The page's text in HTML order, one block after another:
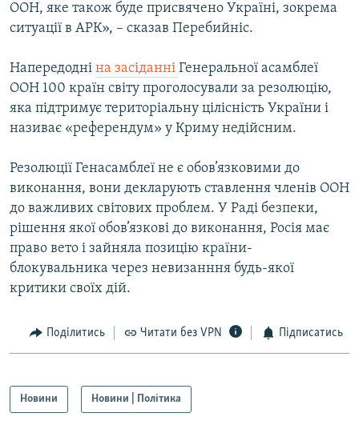
ДОЛУЧАЙСЯ!
Усі сайти RFE/RL
ООН, яке також буде присвячено Україні, зокрема
ситуації в АРК», – сказав Перебийніс.
Напередодні на засіданні Генеральної асамблеї
ООН 100 країн світу проголосували за резолюцію,
яка підтримує територіальну цілісність України і
називає «референдум» у Криму недійсним.
Резолюції Генасамблеї не є обов’язковими до
виконання, вони декларують ставлення членів ООН
до важливих світових проблем. У Раді безпеки,
рішення якої обов’язкові до виконання, Росія має
право вето і зайняла позицію країни-
блокувальника через невизанння будь-якої
критики своїх дій.
Поділитись Читати без VPN Підписатись
Новини Новини | Політика